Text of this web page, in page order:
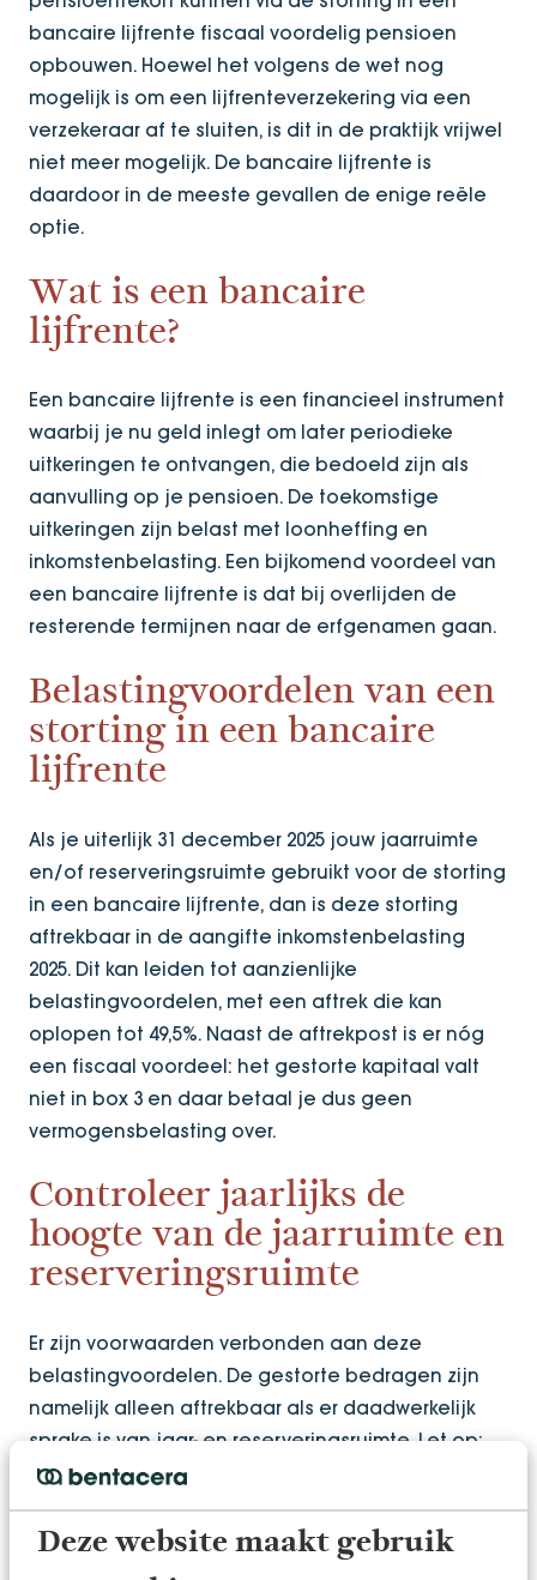
Deze website maakt gebruik
bancaire lijfrente fiscaal voordelig pensioen
opbouwen. Hoewel het volgens de wet nog
mogelijk is om een lijfrenteverzekering via een
verzekeraar af te sluiten, is dit in de praktijk vrijwel
niet meer mogelijk. De bancaire lijfrente is
daardoor in de meeste gevallen de enige reële
optie.
Wat is een bancaire
lijfrente?
Een bancaire lijfrente is een financieel instrument
waarbij je nu geld inlegt om later periodieke
uitkeringen te ontvangen, die bedoeld zijn als
aanvulling op je pensioen. De toekomstige
uitkeringen zijn belast met loonheffing en
inkomstenbelasting. Een bijkomend voordeel van
een bancaire lijfrente is dat bij overlijden de
resterende termijnen naar de erfgenamen gaan.
Belastingvoordelen van een
storting in een bancaire
lijfrente
Als je uiterlijk 31 december 2025 jouw jaarruimte
en/of reserveringsruimte gebruikt voor de storting
in een bancaire lijfrente, dan is deze storting
aftrekbaar in de aangifte inkomstenbelasting
2025. Dit kan leiden tot aanzienlijke
belastingvoordelen, met een aftrek die kan
oplopen tot 49,5%. Naast de aftrekpost is er nóg
een fiscaal voordeel: het gestorte kapitaal valt
niet in box 3 en daar betaal je dus geen
vermogensbelasting over.
Controleer jaarlijks de
hoogte van de jaarruimte en
reserveringsruimte
Er zijn voorwaarden verbonden aan deze
belastingvoordelen. De gestorte bedragen zijn
namelijk alleen aftrekbaar als er daadwerkelijk
sprake is van jaar- en reserveringsruimte. Let op:
deze bedragen veranderen elk jaar. Het is dus
belangrijk om deze bedragen jaarlijks te
berekenen. We rekenen jouw jaarruimte en